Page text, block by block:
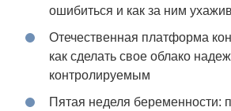
ошибиться и как за ним
Отечественная платформа
как сделать свое облако
контролируемым
Пятая неделя беременности: